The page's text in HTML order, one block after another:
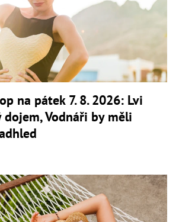
na pátek 7. 8. 2026: Lvi
Vodnáři by měli